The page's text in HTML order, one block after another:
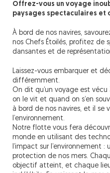
Offrez-vous un voyage
paysages spectaculaires et
À bord de nos navires,
nos Chefs Étoilés, profitez de
dansantes et de
Laissez-vous embarquer et
différemment.
On dit qu’un voyage est vécu
on le vit et quand on s’en
à bord de nos navires, et il se
l’environnement.
Notre flotte vous fera
monde en utilisant des
l’impact sur l’environnement
protection de nos mers.
objectif atteint, et chaque